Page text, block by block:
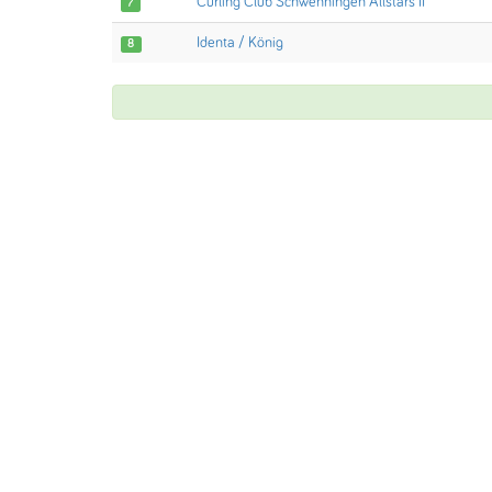
7
8 Identa / König